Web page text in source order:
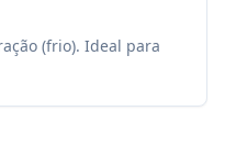
(frio). Ideal para